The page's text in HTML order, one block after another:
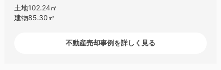
土地102.24㎡
建物85.30㎡
不動産売却事例を詳しく見る